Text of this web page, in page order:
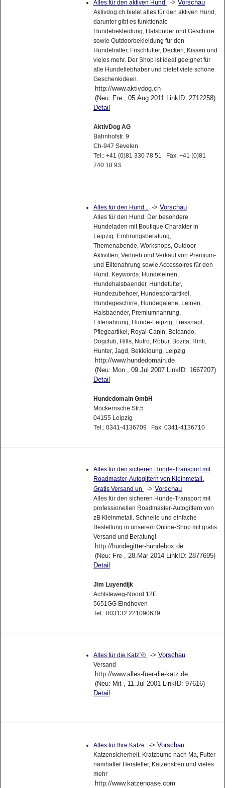
Alles für den aktiven Hund -> Vorschau
Aktivdog.ch bietet alles für den aktiven Hund,
darunter gibt es funktionale
Hundebekleidung, Halsbnder und Geschirre
sowie Outdoorbekleidung für den
Hundehalter, Frischfutter, Decken, Kissen und
vieles mehr. Der Shop ist ideal geeignet für
alle Hundeliebhaber und bietet viele schöne
Geschenkideen.
http://www.aktivdog.ch
(Neu: Fre , 05.Aug 2011 LinkID: 2712258)
Detail
AktivDog AG
Bahnhofstr. 9
Ch-947 Sevelen
Tel.: +41 (0)81 330 78 51 Fax: +41 (0)81
740 18 93
Alles für den Hund.. -> Vorschau
Alles für den Hund. Der besondere
Hundeladen mit Boutique Charakter in
Leipzig. Ernhrungsberatung,
Themenabende, Workshops, Outdoor
Aktivitten, Vertrieb und Verkauf von Premium-
und Elitenahrung sowie Accessoires für den
Hund. Keywords: Hundeleinen,
Hundehalsbaender, Hundefutter,
Hundezubehoer, Hundesportartikel,
Hundegeschirre, Hundegalerie, Leinen,
Halsbaender, Premiumnahrung,
Elitenahrung, Hunde-Leipzig, Fressnapf,
Pflegeartikel, Royal-Canin, Belcando,
Dogclub, Hills, Nutro, Robur, Bozita, Rinti,
Hunter, Jagd, Bekleidung, Leipzig
http://www.hundedomain.de
(Neu: Mon , 09.Jul 2007 LinkID: 1667207)
Detail
Hundedomain GmbH
Möckernsche Str.5
04155 Leipzig
Tel.: 0341-4136709 Fax: 0341-4136710
Alles für den sicheren Hunde-Transport mit
Roadmaster-Autogittern von Kleinmetall.
Gratis Versand un
-> Vorschau
Alles für den sicheren Hunde-Transport mit
professionellen Roadmaster-Autogittern von
zB Kleinmetall. Schnelle und einfache
Bestellung in unserem Online-Shop mit gratis
Versand und Beratung!
http://hundegitter-hundebox.de
(Neu: Fre , 28.Mar 2014 LinkID: 2877695)
Detail
Jim Luyendijk
Achtsteweg-Noord 12E
5651GG Eindhoven
Tel.: 003132 221090639
Alles für die Katz´® -> Vorschau
Versand
http://www.alles-fuer-die-katz.de
(Neu: Mit , 11.Jul 2001 LinkID: 97616)
Detail
Alles für Ihre Katze -> Vorschau
Katzensicherheit, Kratzbume nach Ma, Futter
namhafter Hersteller, Katzenstreu und vieles
mehr
http://www.katzenoase.com